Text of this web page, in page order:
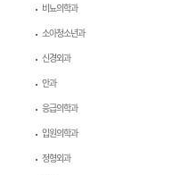
비뇨의학과
소아청소년과
신경외과
안과
응급의학과
입원의학과
정형외과